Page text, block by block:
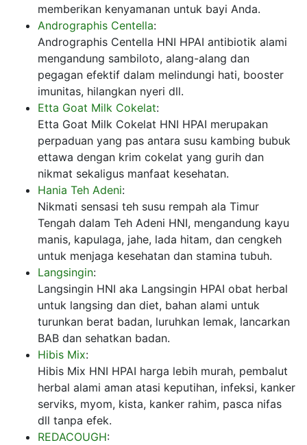
memberikan kenyamanan untuk bayi Anda.
Andrographis Centella:
Andrographis Centella HNI HPAI antibiotik alami
mengandung sambiloto, alang-alang dan
pegagan efektif dalam melindungi hati, booster
imunitas, hilangkan nyeri dll.
Etta Goat Milk Cokelat:
Etta Goat Milk Cokelat HNI HPAI merupakan
perpaduan yang pas antara susu kambing bubuk
ettawa dengan krim cokelat yang gurih dan
nikmat sekaligus manfaat kesehatan.
Hania Teh Adeni:
Nikmati sensasi teh susu rempah ala Timur
Tengah dalam Teh Adeni HNI, mengandung kayu
manis, kapulaga, jahe, lada hitam, dan cengkeh
untuk menjaga kesehatan dan stamina tubuh.
Langsingin:
Langsingin HNI aka Langsingin HPAI obat herbal
untuk langsing dan diet, bahan alami untuk
turunkan berat badan, luruhkan lemak, lancarkan
BAB dan sehatkan badan.
Hibis Mix:
Hibis Mix HNI HPAI harga lebih murah, pembalut
herbal alami aman atasi keputihan, infeksi, kanker
serviks, myom, kista, kanker rahim, pasca nifas
dll tanpa efek.
REDACOUGH: